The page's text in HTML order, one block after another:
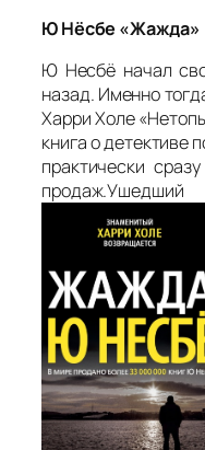
Ю Нёсбе «Жажда»
Ю Несбё начал
назад. Именно
Харри Холе
книга о детективе
практически